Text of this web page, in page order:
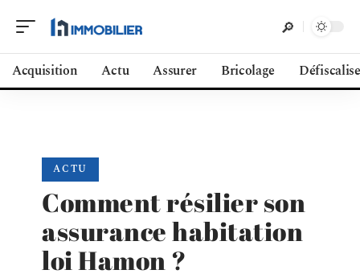
Acquisition Actu Assurer Bricolage
ACTU
Comment résilier son
assurance habitation
loi Hamon ?